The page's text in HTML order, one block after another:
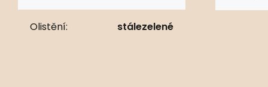
Olistění: stálezelené